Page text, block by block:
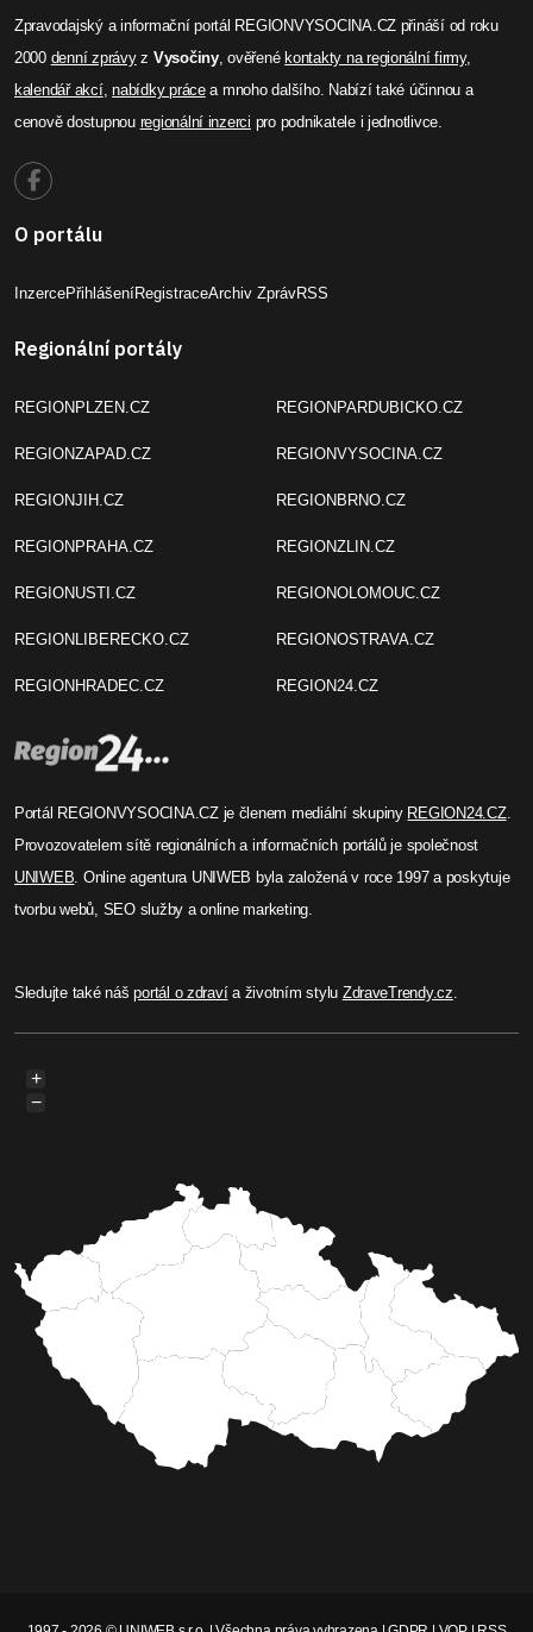
Zpravodajský a informační portál REGIONVYSOCINA.CZ přináší od roku
2000 denní zprávyz Vysočiny, ověřenékontakty na regionální firmy,
kalendář akcí,nabídky prácea mnoho dalšího. Nabízí také účinnou a
cenově dostupnou regionální inzerci pro podnikatele i jednotlivce.
O portálu
InzercePřihlášeníRegistraceArchiv ZprávRSS
Regionální portály
REGIONPLZEN.CZ
REGIONZAPAD.CZ
REGIONJIH.CZ
REGIONPRAHA.CZ
REGIONUSTI.CZ
REGIONLIBERECKO.CZ
REGIONHRADEC.CZ
REGIONPARDUBICKO.CZ
REGIONVYSOCINA.CZ
REGIONBRNO.CZ
REGIONZLIN.CZ
REGIONOLOMOUC.CZ
REGIONOSTRAVA.CZ
REGION24.CZ
Portál REGIONVYSOCINA.CZ je členem mediální skupiny REGION24.CZ.
Provozovatelem sítě regionálních a informačních portálů je společnost
UNIWEB . Online agentura UNIWEB byla založená v roce 1997 a poskytuje
tvorbu webů, SEO služby a online marketing.
Sledujte také nášportál o zdravía životním stylu ZdraveTrendy.cz
+
−